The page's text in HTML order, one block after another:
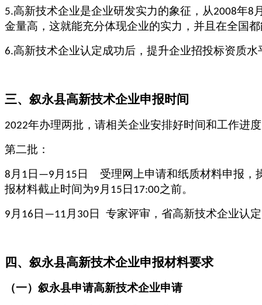
5.高新技术企业是企业研发实力的象征，从2008年8
金量高，这就能充分体现企业的实力，并且在全国
6.高新技术企业认定成功后，提升企业招投标资质
三、 叙永县高新技术企业申报时间
2022年办理两批，请相关企业安排好时间和工作进
第二批：
8 月 1 日 —9 月 15 日
受理网上申请和纸质材料申报
报材料截止时间为9 月 15 日 17:00之前。
9 月 16 日 —11 月 30日 专家评审，省高新技术企业认
四、 叙永县高新技术企业申报材料要求
（一） 叙永县申请高新技术企业申请